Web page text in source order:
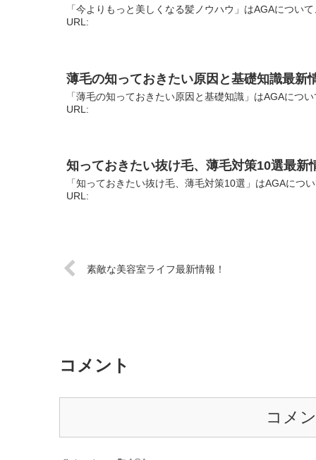
「今よりもっと美しくなる髪ノウハウ」はAGAについ
URL:
薄毛の知っておきたい原因と基礎知識最新
「薄毛の知っておきたい原因と基礎知識」はAGAにつ
URL:
知っておきたい抜け毛、薄毛対策10選最新
「知っておきたい抜け毛、薄毛対策10選」はAGAにつ
URL:
素敵な美容室ライフ最新情報！
コメント
コメ